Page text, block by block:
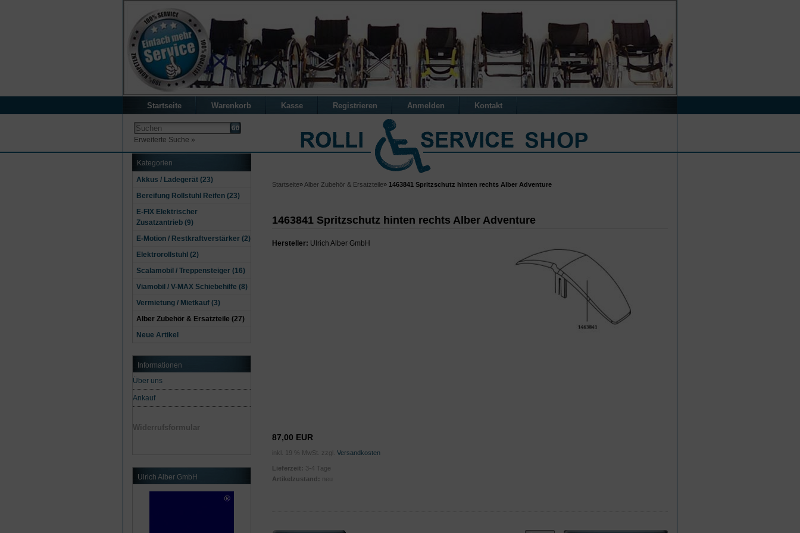
Startseite Warenkorb Kasse Registrieren Anmelden Kontakt
Erweiterte Suche »
Kategorien
Akkus / Ladegerät (23)
Bereifung Rollstuhl Reifen (23)
E-FIX Elektrischer
Zusatzantrieb (9)
E-Motion / Restkraftverstärker (2)
Elektrorollstuhl (2)
Scalamobil / Treppensteiger (16)
Viamobil / V-MAX Schiebehilfe (8)
Vermietung / Mietkauf (3)
Alber Zubehör & Ersatzteile (27)
Neue Artikel
Informationen
Über uns
Ankauf
Widerrufsformular
Ulrich Alber GmbH
Startseite» Alber Zubehör & Ersatzteile» 1463841 Spritzschutz hinten rechts Alber Adventure
1463841 Spritzschutz hinten rechts Alber Adventure
Hersteller: Ulrich Alber GmbH
87,00 EUR
inkl. 19 % MwSt. zzgl. Versandkosten
Lieferzeit: 3-4 Tage
Artikelzustand: neu